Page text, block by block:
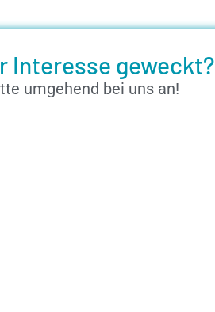
Interesse geweckt?
umgehend bei uns an!